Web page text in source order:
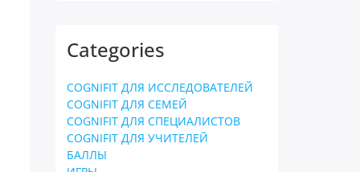
Categories
COGNIFIT ДЛЯ ИССЛЕДОВАТЕЛЕЙ
COGNIFIT ДЛЯ СЕМЕЙ
COGNIFIT ДЛЯ СПЕЦИАЛИСТОВ
COGNIFIT ДЛЯ УЧИТЕЛЕЙ
БАЛЛЫ